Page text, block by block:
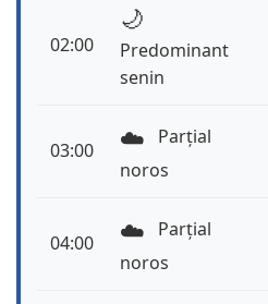
02:00
🌙
Predominant
senin
03:00 ☁️
Parțial
noros
04:00 ☁️
Parțial
noros